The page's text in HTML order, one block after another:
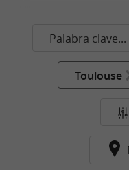
Palabra clave...
Toulouse